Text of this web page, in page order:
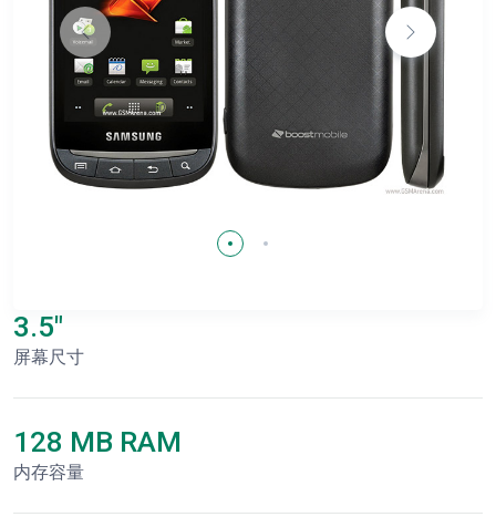
3.5"
屏幕尺寸
128 MB RAM
内存容量